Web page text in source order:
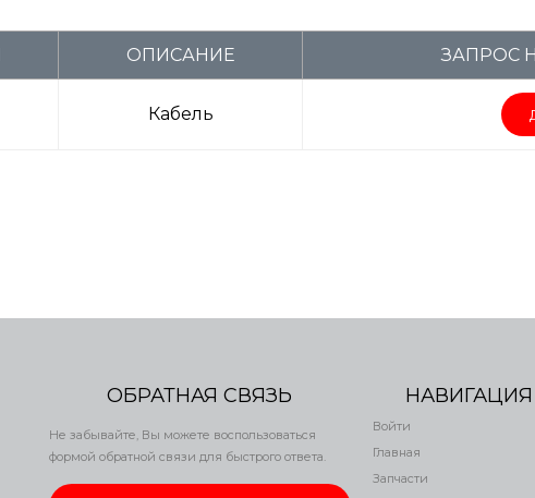
ОПИСАНИЕ ЗАПРОС
Кабель
ОБРАТНАЯ СВЯЗЬ
Не забывайте, Вы можете воспользоваться
формой обратной связи для быстрого ответа.
НАВИГАЦИЯ
Войти
Главная
Запчасти